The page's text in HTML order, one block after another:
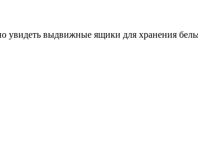
увидеть выдвижные ящики для хранения